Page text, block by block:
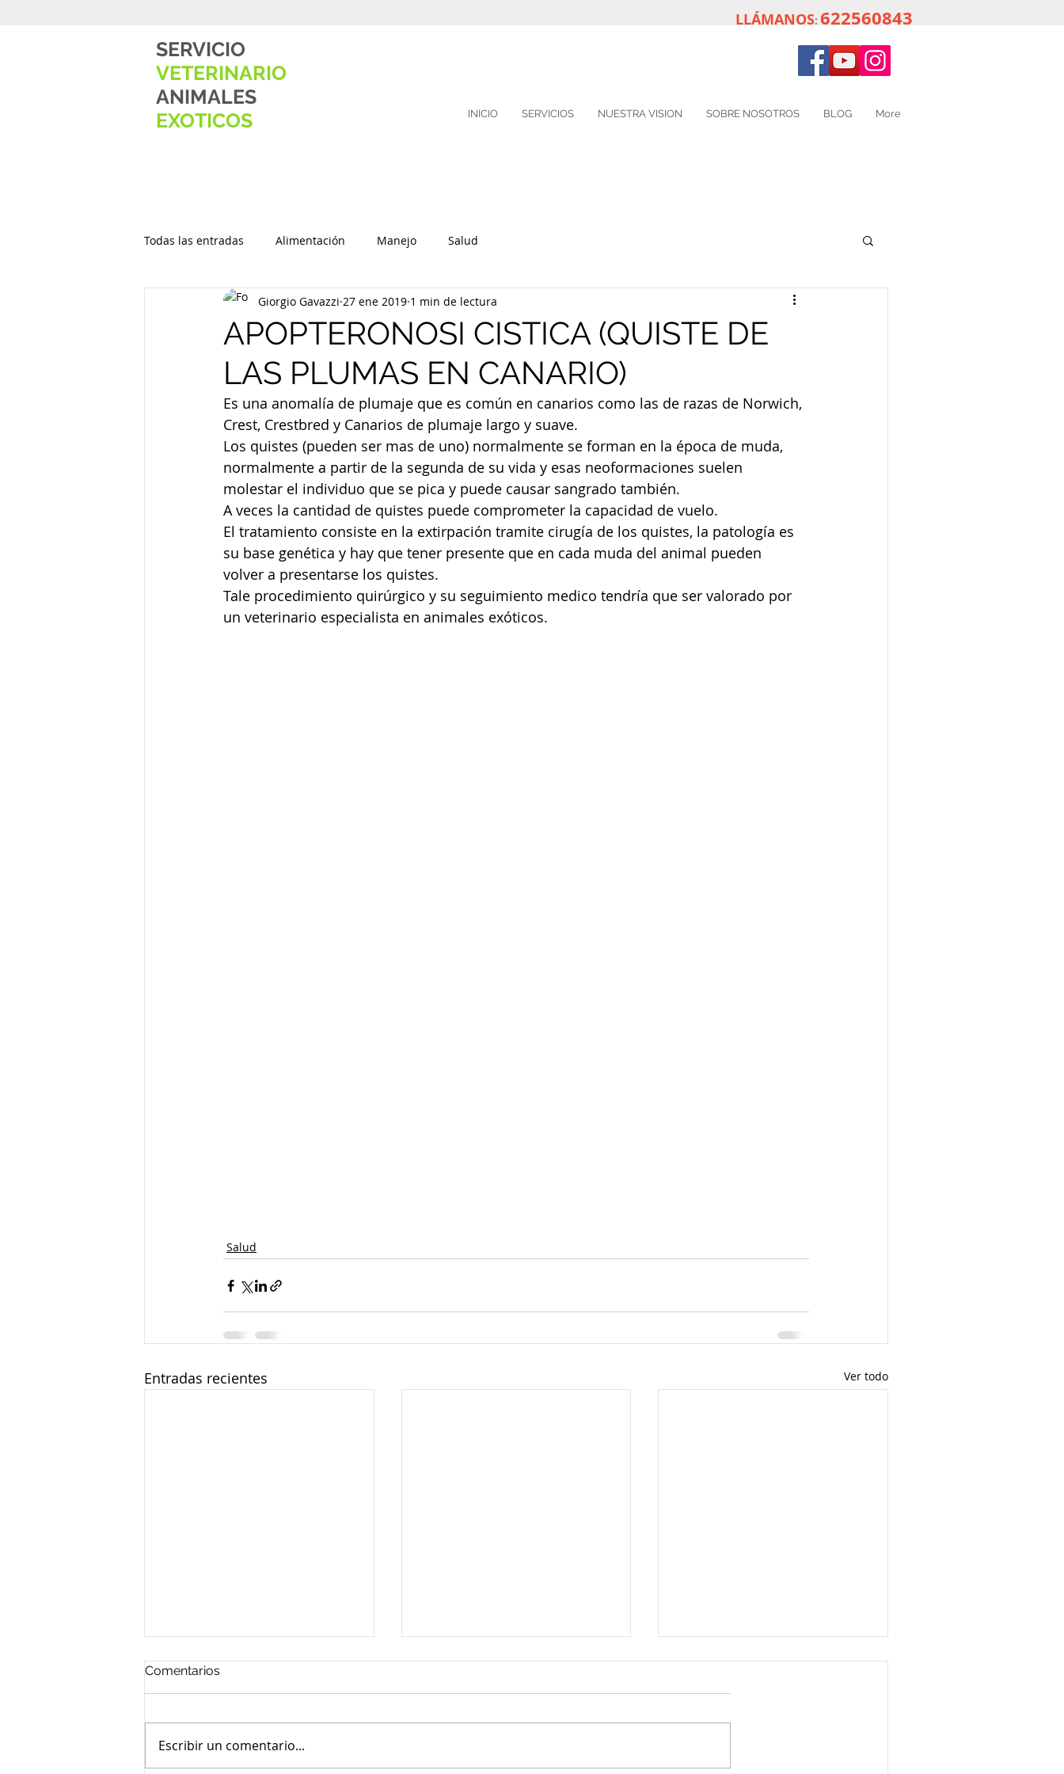
LLÁMANOS: 622560843
SERVICIO
VETERINARIO
ANIMALES
EXOTICOS INICIO SERVICIOS NUESTRA VISION SOBRE NOSOTROS BLOG More
Todas las entradas Alimentación Manejo Salud
APOPTERONOSI CISTICA (QUISTE DE
LAS PLUMAS EN CANARIO)
Giorgio Gavazzi 27 ene 2019 1 min de lectura
Es una anomalía de plumaje que es común en canarios como las de razas de Norwich,
Crest, Crestbred y Canarios de plumaje largo y suave.
Los quistes (pueden ser mas de uno) normalmente se forman en la época de muda,
normalmente a partir de la segunda de su vida y esas neoformaciones suelen
molestar el individuo que se pica y puede causar sangrado también.
A veces la cantidad de quistes puede comprometer la capacidad de vuelo.
El tratamiento consiste en la extirpación tramite cirugía de los quistes, la patología es
su base genética y hay que tener presente que en cada muda del animal pueden
volver a presentarse los quistes.
Tale procedimiento quirúrgico y su seguimiento medico tendría que ser valorado por
un veterinario especialista en animales exóticos.
Salud
Entradas recientes Ver todo
Comentarios
Escribir un comentario...